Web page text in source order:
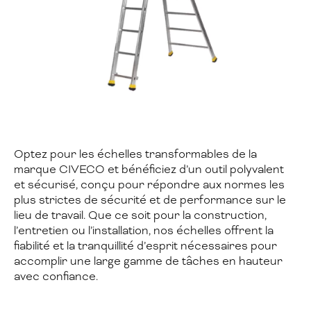
Optez pour les échelles transformables de la
marque CIVECO et bénéficiez d’un outil polyvalent
et sécurisé, conçu pour répondre aux normes les
plus strictes de sécurité et de performance sur le
lieu de travail. Que ce soit pour la construction,
l’entretien ou l’installation, nos échelles offrent la
fiabilité et la tranquillité d’esprit nécessaires pour
accomplir une large gamme de tâches en hauteur
avec confiance.